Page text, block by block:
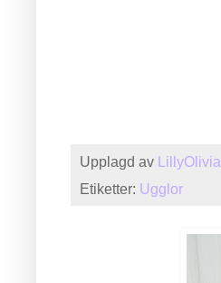
Upplagd av LillyOlivia
Etiketter: Ugglor